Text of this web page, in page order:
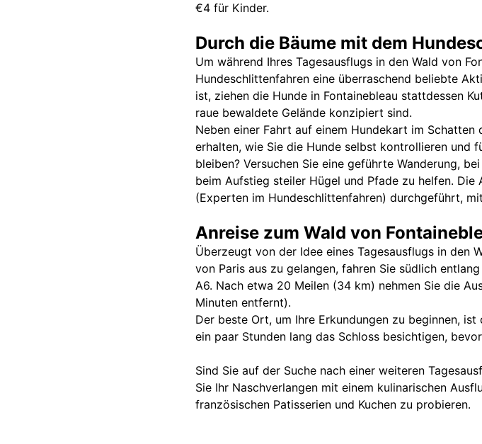
€4 für Kinder.
Durch die Bäume mit dem
Um während Ihres Tagesausflugs in den Wald von
Hundeschlittenfahren eine überraschend beliebte
ist, ziehen die Hunde in Fontainebleau stattdessen
raue bewaldete Gelände konzipiert sind.
Neben einer Fahrt auf einem Hundekart im
erhalten, wie Sie die Hunde selbst kontrollieren und
bleiben? Versuchen Sie eine geführte Wanderung,
beim Aufstieg steiler Hügel und Pfade zu helfen.
(Experten im Hundeschlittenfahren) durchgeführt,
Anreise zum Wald von
Überzeugt von der Idee eines Tagesausflugs in den
von Paris aus zu gelangen, fahren Sie südlich
A6. Nach etwa 20 Meilen (34 km) nehmen Sie die
Minuten entfernt).
Der beste Ort, um Ihre Erkundungen zu beginnen,
ein paar Stunden lang das Schloss besichtigen,
Sind Sie auf der Suche nach einer weiteren
Sie Ihr Naschverlangen mit einem kulinarischen
französischen Patisserien und Kuchen zu probieren.